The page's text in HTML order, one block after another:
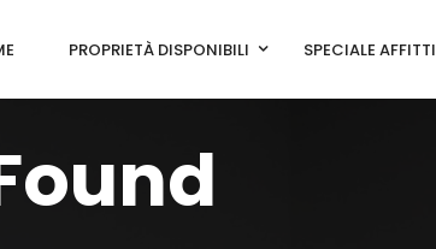
PROPRIETÀ DISPONIBILI SPECIALE AFFITTI